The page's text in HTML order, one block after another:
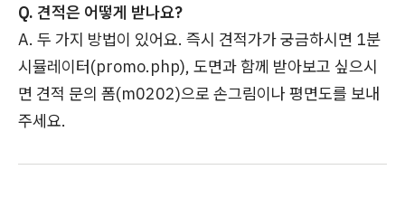
Q. 견적은 어떻게 받나요?
A. 두 가지 방법이 있어요. 즉시 견적가가 궁금하시면 1분
시뮬레이터(promo.php), 도면과 함께 받아보고 싶으시
면 견적 문의 폼(m0202)으로 손그림이나 평면도를 보내
주세요.